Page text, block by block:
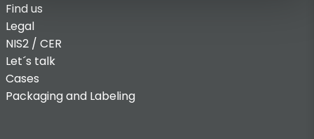
Find us
Legal
NIS2 / CER
Let´s talk
Cases
Packaging and Labeling